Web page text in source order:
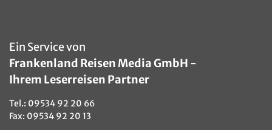
Ein Service von
Frankenland Reisen Media GmbH -
Ihrem Leserreisen Partner
Tel.: 09534 92 20 66
Fax: 09534 92 20 13